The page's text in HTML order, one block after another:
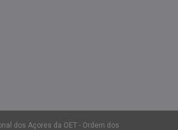
dos Açores da OET - Ordem dos